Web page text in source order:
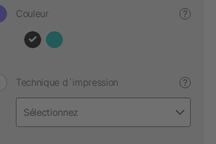
Couleur ?
Technique d´impression ?